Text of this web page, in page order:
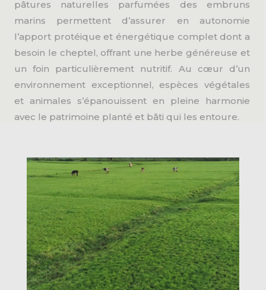
pâtures naturelles parfumées des embruns
marins permettent d’assurer en autonomie
l’apport protéique et énergétique complet dont a
besoin le cheptel, offrant une herbe généreuse et
un foin particulièrement nutritif. Au cœur d’un
environnement exceptionnel, espèces végétales
et animales s’épanouissent en pleine harmonie
avec le patrimoine planté et bâti qui les entoure.